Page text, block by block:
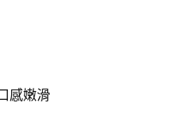
感嫩滑